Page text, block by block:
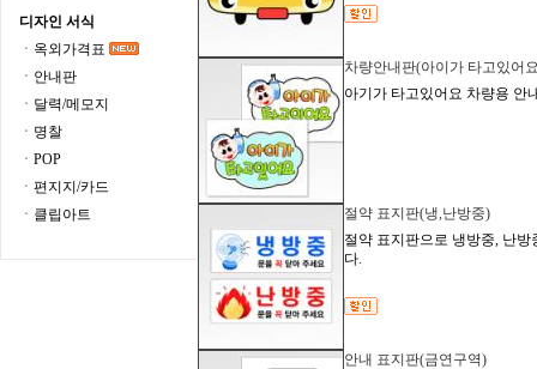
디자인 서식
ㆍ옥외가격표
ㆍ안내판
ㆍ달력/메모지
ㆍ명찰
ㆍPOP
ㆍ편지지/카드
ㆍ클립아트
차량안내판(아이가 타고있어
아기가 타고있어요 차량용 안
절약 표지판(냉,난방중)
절약 표지판으로 냉방중, 난
다.
안내 표지판(금연구역)